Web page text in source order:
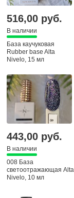
516,00 руб.
В наличии
База каучуковая
Rubber base Alta
Nivelo, 15 мл
443,00 руб.
В наличии
008 База
светоотражающая Alta
Nivelo, 10 мл